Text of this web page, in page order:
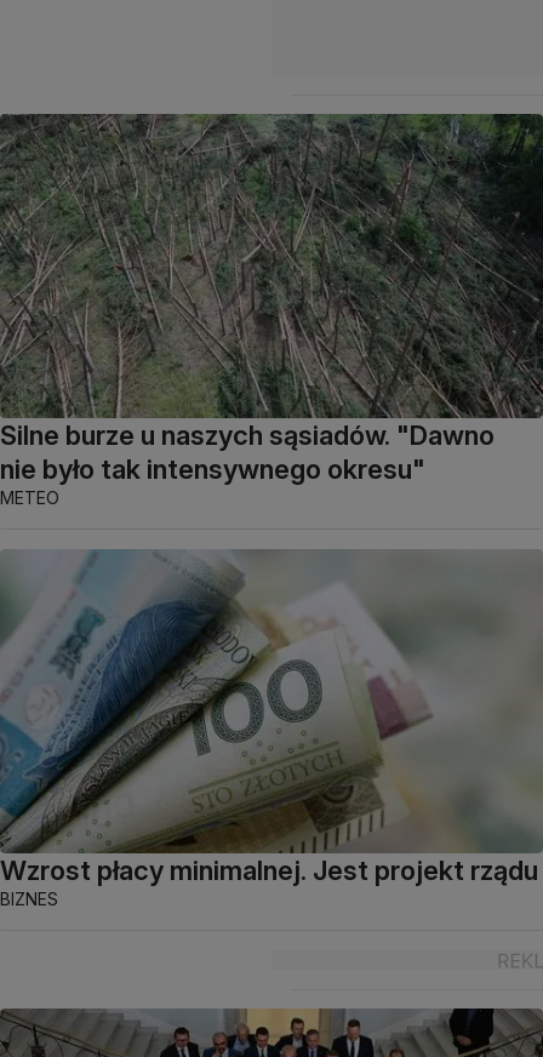
Silne burze u naszych sąsiadów. "Dawno
nie było tak intensywnego okresu"
METEO
Wzrost płacy minimalnej. Jest projekt rządu
BIZNES